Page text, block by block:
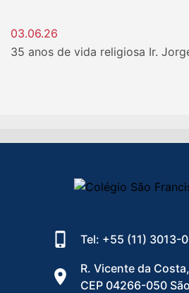
03.06.26
35 anos de vida religiosa Ir.
Tel: +55 (11) 3013-
R. Vicente da
CEP 04266-050